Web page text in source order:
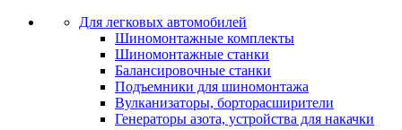
Для легковых автомобилей
Шиномонтажные комплекты
Шиномонтажные станки
Балансировочные станки
Подъемники для шиномонтажа
Вулканизаторы, борторасширители
Генераторы азота, устройства для накачки